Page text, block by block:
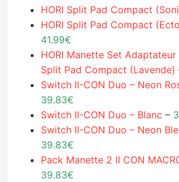
HORI Split Pad Compact
HORI Split Pad Compact
41.99€
HORI Manette Set
Split Pad Compact (Lavende)
Switch II-CON Duo – Neon
39.83€
Switch II-CON Duo – Blanc –
Switch II-CON Duo – Neon
39.83€
Pack Manette 2 II CON
39.83€